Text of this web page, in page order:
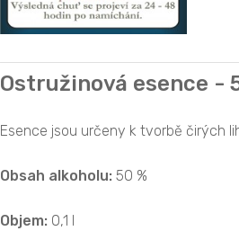
Ostružinová esence -
Esence jsou určeny k tvorbě čirých
Obsah alkoholu: 50 %
Objem: 0,1 l